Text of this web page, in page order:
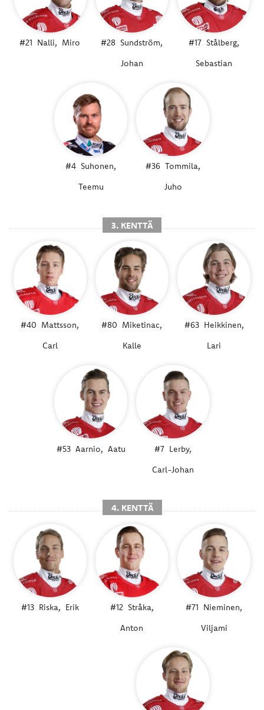
#21 Nalli, Miro #28 Sundström,
Johan
#17 Stålberg,
Sebastian
#4 Suhonen,
Teemu
#36 Tommila,
Juho
3. KENTTÄ
#40 Mattsson,
Carl
#80 Miketinac,
Kalle
#63 Heikkinen,
Lari
#53 Aarnio, Aatu #7 Lerby,
Carl-Johan
4. KENTTÄ
#13 Riska, Erik #12 Stråka,
Anton
#71 Nieminen,
Viljami